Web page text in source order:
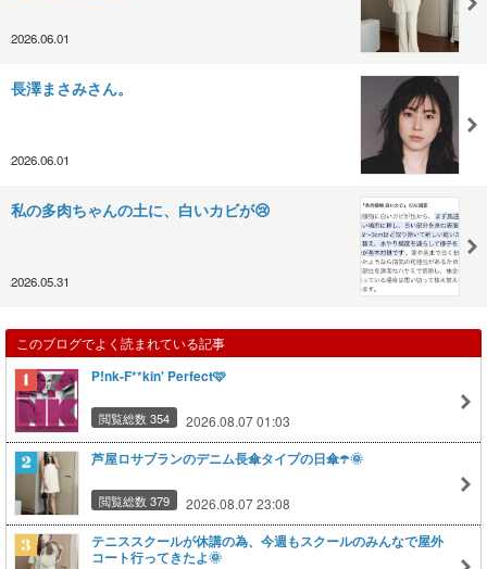
2026.06.01
長澤まさみさん。
2026.06.01
私の多肉ちゃんの土に、白いカビが😢
2026.05.31
このブログでよく読まれている記事
P!nk-F**kin' Perfect🩷
閲覧総数 354 2026.08.07 01:03
芦屋ロサブランのデニム長傘タイプの日傘☂️🌞
閲覧総数 379 2026.08.07 23:08
テニススクールが休講の為、今週もスクールのみんなで屋外
コート行ってきたよ🌞